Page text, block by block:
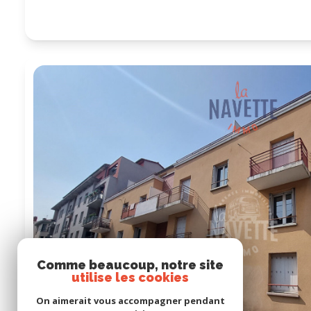
Comme beaucoup, notre site
utilise les cookies
On aimerait vous accompagner pendant